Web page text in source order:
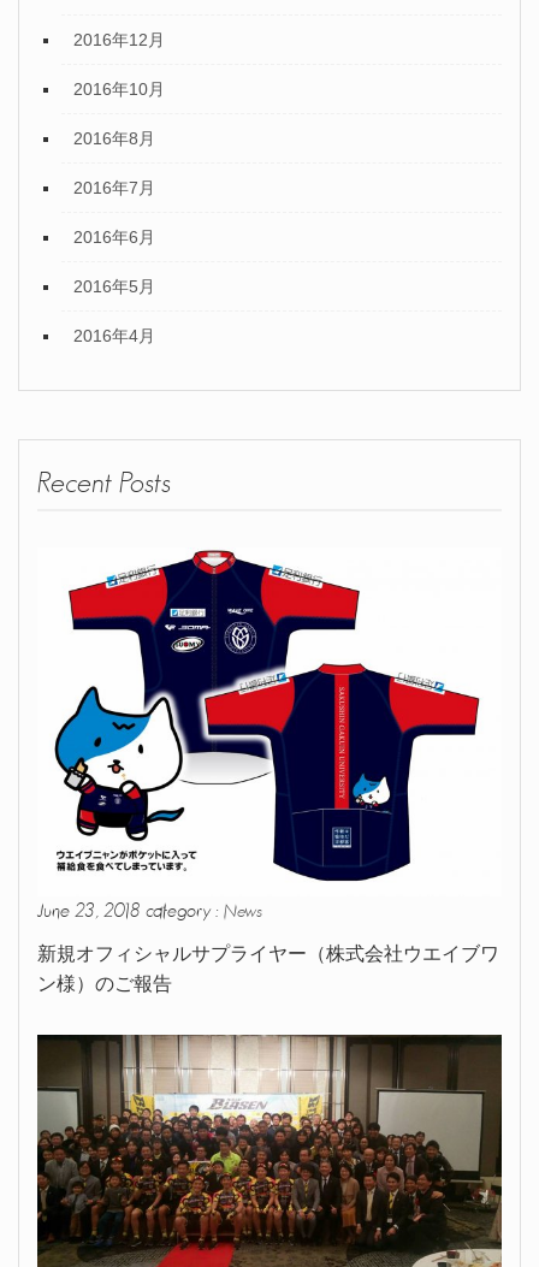
2016年12月
2016年10月
2016年8月
2016年7月
2016年6月
2016年5月
2016年4月
Recent Posts
June 23, 2018 category : News
新規オフィシャルサプライヤー（株式会社ウエイブワ
ン様）のご報告